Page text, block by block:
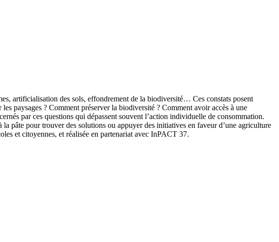
artificialisation des sols, effondrement de la biodiversité… Ces constats posent
paysages ? Comment préserver la biodiversité ? Comment avoir accès à une
par ces questions qui dépassent souvent l’action individuelle de consommation.
pâte pour trouver des solutions ou appuyer des initiatives en faveur d’une agriculture
et citoyennes, et réalisée en partenariat avec InPACT 37.